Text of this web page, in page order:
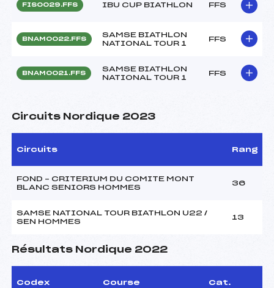
FIS0029.FFS IBU CUP BIATHLON FFS
BNAM0022.FFS
SAMSE BIATHLON
NATIONAL TOUR 1
FFS
BNAM0021.FFS
SAMSE BIATHLON
NATIONAL TOUR 1
FFS
Circuits Nordique 2023
Circuits Rang
FOND – CRITERIUM DU COMITE MONT
BLANC SENIORS HOMMES
36
SAMSE NATIONAL TOUR BIATHLON U22 /
SEN HOMMES
13
Résultats Nordique 2022
Codex Course Cat.